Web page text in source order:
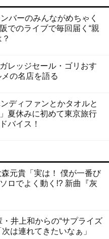
バーのみんながめちゃく
でのライブで毎回届く“親
レッジセール・ゴリおす
の名店を語る
ディファンとかタオルと
夏休みに初めて東京旅行
バイス！
元貴「実は！ 僕が一番び
ロでよく動く!? 新曲『灰
井上和からの“サプライズ
は連れてきたいなぁ」